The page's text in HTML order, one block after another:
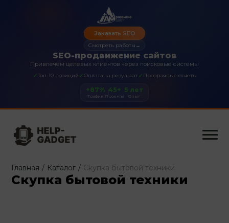
SEO-продвижение сайтов
Привлечем целевых клиентов через поисковые системы
✓Топ-10 позиций ✓Оплата за результат✓ Прозрачные отчеты
Заказать SEO
Смотреть работы →
+87%
Трафик
45+
Проекты
5 лет
Опыт
Главная / Каталог / Скупка бытовой техники
Скупка бытовой техники